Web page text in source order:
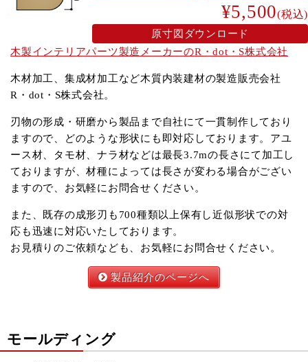
¥5,500(税込)
原寸図ダウンロード
木製インテリアパーツ製造メーカーのR・dot・S株式会社
木材加工、集成材加工など木質内装建材の製造販売会社
R・dot・S株式会社。
刃物の形成・研磨から製品まで自社にて一貫制作しており
ますので、どのような形状にも即対応しております。アユ
ース材、タモ材、ナラ材などは最長3.7mの長さにて加工し
ておりますが、材種によっては長さが変わる場合がござい
ますので、お気軽にお問合せください。
また、既存の成形刃も700種類以上保有し近似形状での対
応も迅速に対応いたしております。
お見積りのご依頼なども、お気軽にお問合せください。
製品紹介のページへ
モールディング